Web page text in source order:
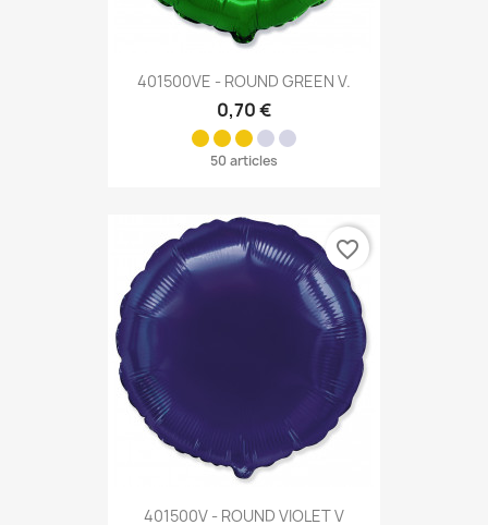
401500VE - ROUND GREEN V.
0,70 €
50 articles
401500V - ROUND VIOLET V
favorite_border